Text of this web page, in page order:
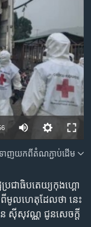
480p
240p
480p
720p
ទាញ​យក​ពី​តំណភ្ជាប់​ដើម
ប្រជា​ធិបតេយ្យ​កុងហ្គោ​
ពី​មូលហេតុ​ដែល​ថា​ នេះ
ន ស៊ីសុវណ្ណ​ ជូន​សេចក្តី​